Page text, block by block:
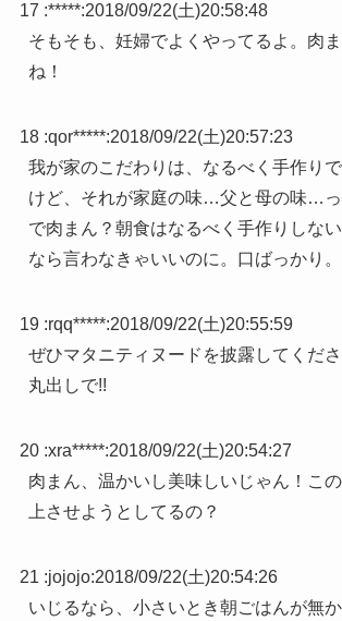
17 :*****:2018/09/22(土)20:58:48
そもそも、妊婦でよくやってるよ。肉
ね！
18 :qor*****:2018/09/22(土)20:57:23
我が家のこだわりは、なるべく手作り
けど、それが家庭の味…父と母の味…っ
で肉まん？朝食はなるべく手作りしな
なら言わなきゃいいのに。口ばっかり。
19 :rqq*****:2018/09/22(土)20:55:59
ぜひマタニティヌードを披露してくだ
丸出しで!!
20 :xra*****:2018/09/22(土)20:54:27
肉まん、温かいし美味しいじゃん！こ
上させようとしてるの？
21 :jojojo:2018/09/22(土)20:54:26
いじるなら、小さいとき朝ごはんが無